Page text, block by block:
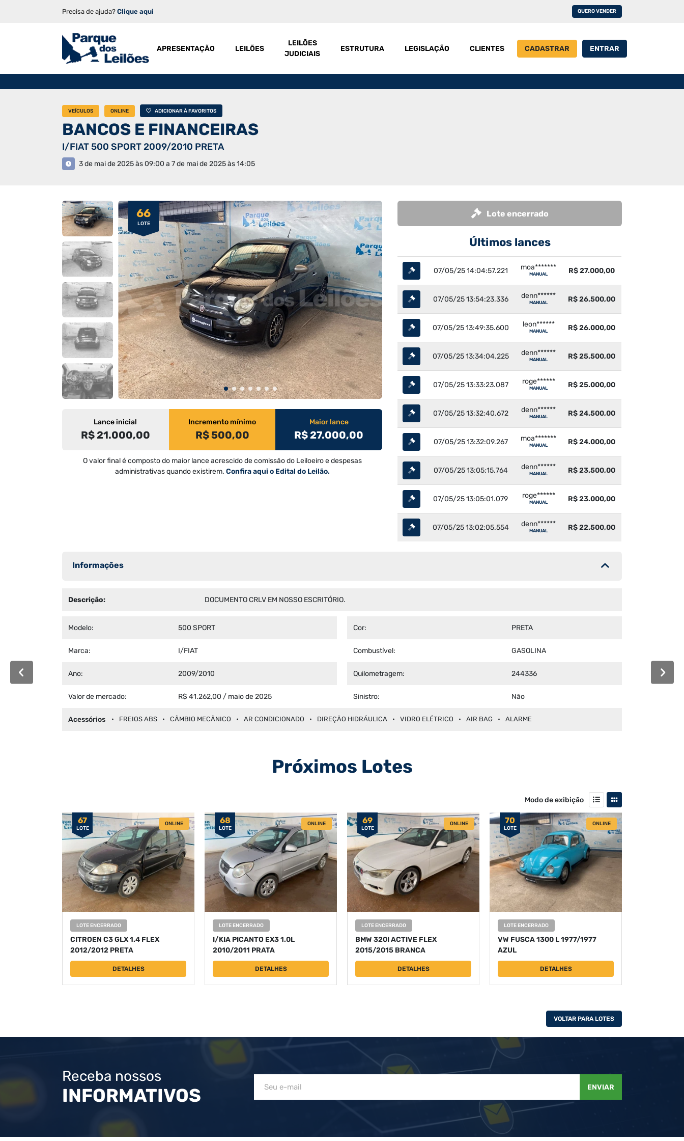
Precisa de ajuda? Clique aqui QUERO VENDER
APRESENTAÇÃO LEILÕES
LEILÕES
JUDICIAIS
ESTRUTURA LEGISLAÇÃO CLIENTES CADASTRAR ENTRAR
VEÍCULOS ONLINE ADICIONAR À FAVORITOS
BANCOS E FINANCEIRAS
I/FIAT 500 SPORT 2009/2010 PRETA
3 de mai de 2025 às 09:00 a 7 de mai de 2025 às 14:05
66
LOTE
Lance inicial
R$ 21.000,00
Incremento mínimo
R$ 500,00
Maior lance
R$ 27.000,00
O valor final é composto do maior lance acrescido de comissão do Leiloeiro e despesas
administrativas quando existirem. Confira aqui o Edital do Leilão.
Lote encerrado
Últimos lances
07/05/25 14:04:57.221 moa*******
MANUAL R$ 27.000,00
07/05/25 13:54:23.336 denn******
MANUAL R$ 26.500,00
07/05/25 13:49:35.600 leon******
MANUAL R$ 26.000,00
07/05/25 13:34:04.225 denn******
MANUAL R$ 25.500,00
07/05/25 13:33:23.087 roge******
MANUAL R$ 25.000,00
07/05/25 13:32:40.672 denn******
MANUAL R$ 24.500,00
07/05/25 13:32:09.267 moa*******
MANUAL R$ 24.000,00
07/05/25 13:05:15.764 denn******
MANUAL R$ 23.500,00
07/05/25 13:05:01.079 roge******
MANUAL R$ 23.000,00
07/05/25 13:02:05.554 denn******
MANUAL R$ 22.500,00
Informações
Descrição: DOCUMENTO CRLV EM NOSSO ESCRITÓRIO.
Modelo: 500 SPORT
Marca: I/FIAT
Ano: 2009/2010
Valor de mercado: R$ 41.262,00 / maio de 2025
Cor: PRETA
Combustível: GASOLINA
Quilometragem: 244336
Sinistro: Não
Acessórios FREIOS ABS CÂMBIO MECÂNICO AR CONDICIONADO DIREÇÃO HIDRÁULICA VIDRO ELÉTRICO AIR BAG ALARME
Próximos Lotes
Modo de exibição
67
LOTE
ONLINE
LOTE ENCERRADO
CITROEN C3 GLX 1.4 FLEX
2012/2012 PRETA
DETALHES
68
LOTE
ONLINE
LOTE ENCERRADO
I/KIA PICANTO EX3 1.0L
2010/2011 PRATA
DETALHES
69
LOTE
ONLINE
LOTE ENCERRADO
BMW 320I ACTIVE FLEX
2015/2015 BRANCA
DETALHES
70
LOTE
ONLINE
LOTE ENCERRADO
VW FUSCA 1300 L 1977/1977
AZUL
DETALHES
VOLTAR PARA LOTES
Receba nossos
INFORMATIVOS ENVIAR